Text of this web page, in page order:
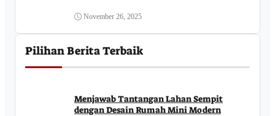
November 26, 2025
Pilihan Berita Terbaik
Menjawab Tantangan Lahan Sempit
dengan Desain Rumah Mini Modern